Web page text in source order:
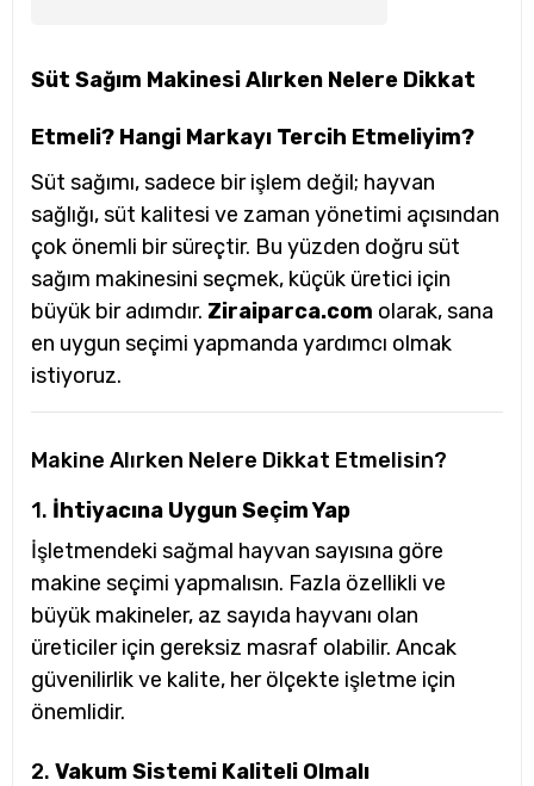
Süt Sağım Makinesi Alırken Nelere Dikkat
Etmeli? Hangi Markayı Tercih Etmeliyim?
Süt sağımı, sadece bir işlem değil; hayvan
sağlığı, süt kalitesi ve zaman yönetimi açısından
çok önemli bir süreçtir. Bu yüzden doğru süt
sağım makinesini seçmek, küçük üretici için
büyük bir adımdır. Ziraiparca.com olarak, sana
en uygun seçimi yapmanda yardımcı olmak
istiyoruz.
Makine Alırken Nelere Dikkat Etmelisin?
1. İhtiyacına Uygun Seçim Yap
İşletmendeki sağmal hayvan sayısına göre
makine seçimi yapmalısın. Fazla özellikli ve
büyük makineler, az sayıda hayvanı olan
üreticiler için gereksiz masraf olabilir. Ancak
güvenilirlik ve kalite, her ölçekte işletme için
önemlidir.
2. Vakum Sistemi Kaliteli Olmalı